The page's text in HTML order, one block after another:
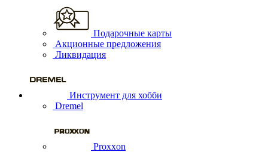
Подарочные карты
Акционные предложения
Ликвидация
Инструмент для хобби
Dremel
Proxxon